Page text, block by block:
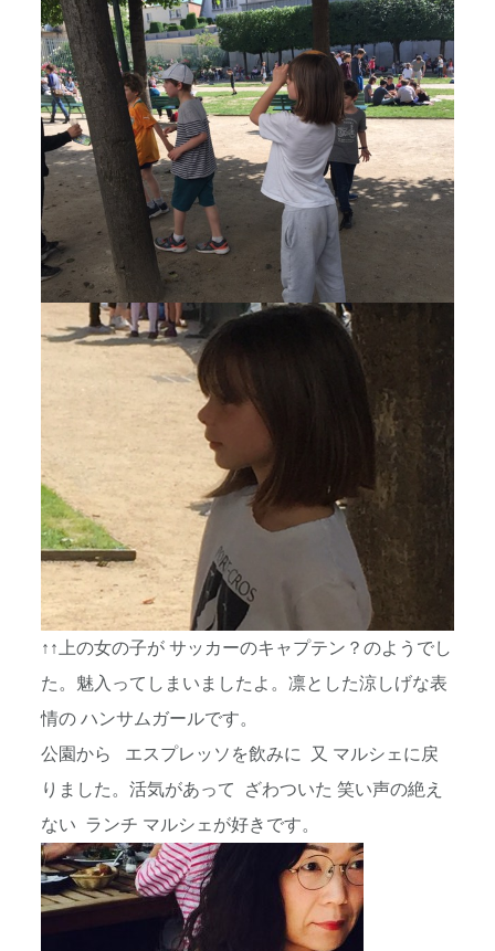
↑↑上の女の子が サッカーのキャプテン？のようでし
た。魅入ってしまいましたよ。凛とした涼しげな表
情の ハンサムガールです。
公園から エスプレッソを飲みに 又 マルシェに戻
りました。活気があって ざわついた 笑い声の絶え
ない ランチ マルシェが好きです。